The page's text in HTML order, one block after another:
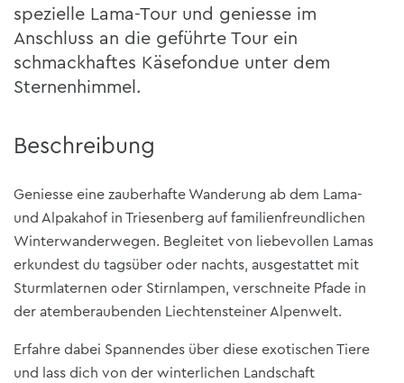
spezielle Lama-Tour und geniesse im
Anschluss an die geführte Tour ein
schmackhaftes Käsefondue unter dem
Sternenhimmel.
Beschreibung
Geniesse eine zauberhafte Wanderung ab dem Lama-
und Alpakahof in Triesenberg auf familienfreundlichen
Winterwanderwegen. Begleitet von liebevollen Lamas
erkundest du tagsüber oder nachts, ausgestattet mit
Sturmlaternen oder Stirnlampen, verschneite Pfade in
der atemberaubenden Liechtensteiner Alpenwelt.
Erfahre dabei Spannendes über diese exotischen Tiere
und lass dich von der winterlichen Landschaft